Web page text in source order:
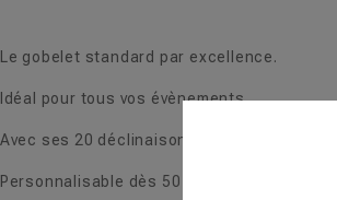
Le gobelet standard par excellence.
Idéal pour tous vos évènements.
Avec ses 20 déclinaisons de couleur, il
Personnalisable dès 50 pièces.